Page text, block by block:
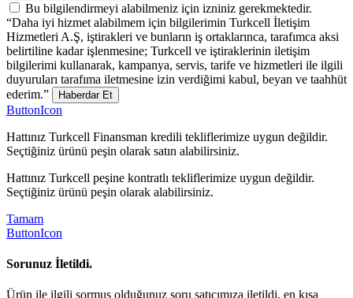
Bu bilgilendirmeyi alabilmeniz için izniniz gerekmektedir.
“Daha iyi hizmet alabilmem için bilgilerimin Turkcell İletişim
Hizmetleri A.Ş, iştirakleri ve bunların iş ortaklarınca, tarafımca aksi
belirtiline kadar işlenmesine; Turkcell ve iştiraklerinin iletişim
bilgilerimi kullanarak, kampanya, servis, tarife ve hizmetleri ile ilgili
duyuruları tarafıma iletmesine izin verdiğimi kabul, beyan ve taahhüt
ederim.”
Haberdar Et
ButtonIcon
Hattınız Turkcell Finansman kredili tekliflerimize uygun değildir.
Seçtiğiniz ürünü peşin olarak satın alabilirsiniz.
Hattınız Turkcell peşine kontratlı tekliflerimize uygun değildir.
Seçtiğiniz ürünü peşin olarak alabilirsiniz.
Tamam
ButtonIcon
Sorunuz İletildi.
Ürün ile ilgili sormuş olduğunuz soru satıcımıza iletildi, en kısa